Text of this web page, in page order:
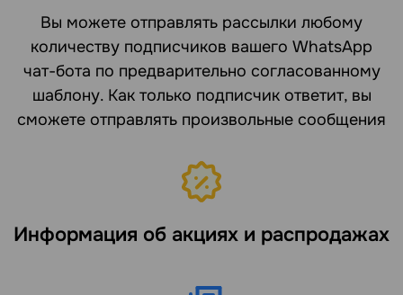
Вы можете отправлять рассылки любому
количеству подписчиков вашего WhatsApp
чат-бота по предварительно согласованному
шаблону. Как только подписчик ответит, вы
сможете отправлять произвольные сообщения
Информация об акциях и распродажах